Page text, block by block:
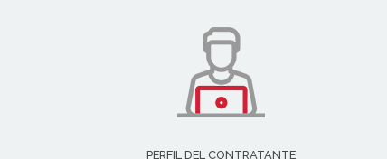
PERFIL DEL CONTRATANTE